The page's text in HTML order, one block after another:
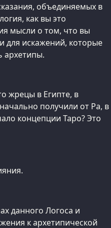
объединяемых в
как вы это
мысли о том, что вы
для искажений, которые
архетипы.
жрецы в Египте, в
получили от Ра, в
концепции Таро? Это
данного Логоса и
к архетипической